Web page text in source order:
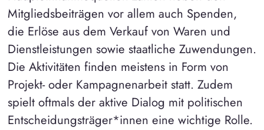
Mitgliedsbeiträgen vor allem auch Spenden,
die Erlöse aus dem Verkauf von Waren und
Dienstleistungen sowie staatliche Zuwendungen.
Die Aktivitäten finden meistens in Form von
Projekt- oder Kampagnenarbeit statt. Zudem
spielt oftmals der aktive Dialog mit politischen
Entscheidungsträger*innen eine wichtige Rolle.